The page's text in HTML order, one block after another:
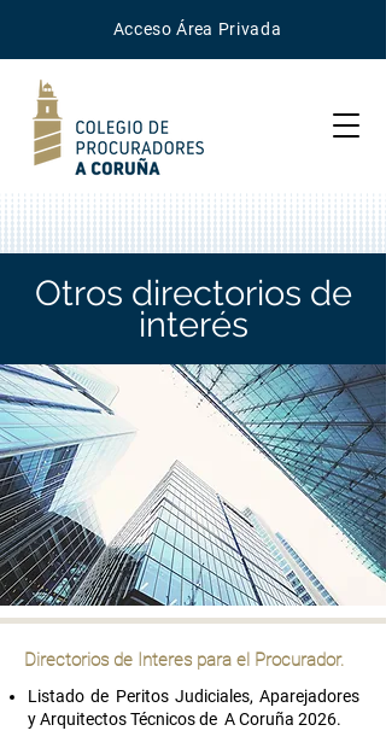
AccesoÁrea Privada
Otros directorios de
interés
Directorios de Interes para el Procurador.
Listado de Peritos Judiciales, Aparejadores
y Arquitectos Técnicos de A Coruña 2026.